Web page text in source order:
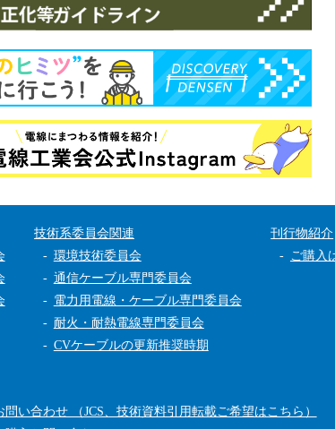
技術系委員会関連
環境技術委員会
通信ケーブル専門委員会
電力用電線・ケーブル専門委員会
耐火・耐熱電線専門委員会
CVケーブルの更新推奨時期
刊行物紹介
ご購入
い合わせ （JCS、技術資料引用転載ご希望はこちら）